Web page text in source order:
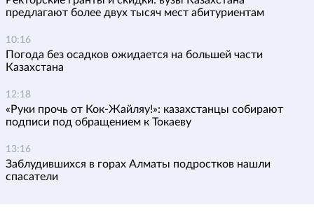
предлагают более двух тысяч мест абитуриентам
10:16
Погода без осадков ожидается на большей части
Казахстана
12:18
«Руки прочь от Кок-Жайляу!»: казахстанцы собирают
подписи под обращением к Токаеву
13:16
Заблудившихся в горах Алматы подростков нашли
спасатели